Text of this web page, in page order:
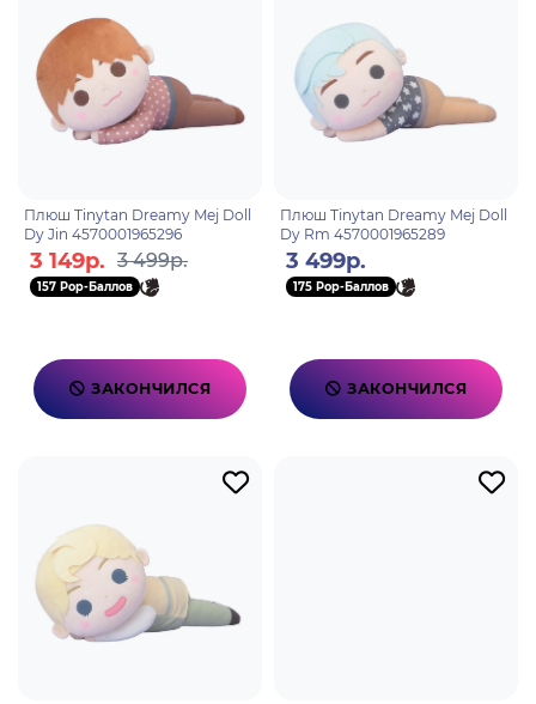
Плюш Tinytan Dreamy Mej Doll
Dy Jin 4570001965296
3 149р. 3 499р.
157 Pop-Баллов
ЗАКОНЧИЛСЯ
Плюш Tinytan Dreamy Mej Doll
Dy Rm 4570001965289
3 499р.
175 Pop-Баллов
ЗАКОНЧИЛСЯ